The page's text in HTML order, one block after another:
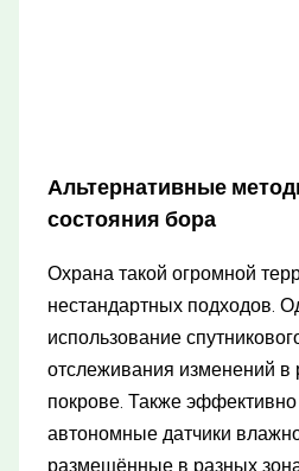
Альтернативные
состояния бора
Охрана такой огромной
нестандартных подходов.
использование
отслеживания изменений в
покрове. Также
автономные датчики
размещённые в разных